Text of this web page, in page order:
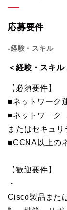
応募要件
-経験・スキル
＜経験・スキル
【必須要件】
■ネットワーク
■ネットワーク
またはセキュ
■CCNA以上の
【歓迎要件】
・
Cisco製品また